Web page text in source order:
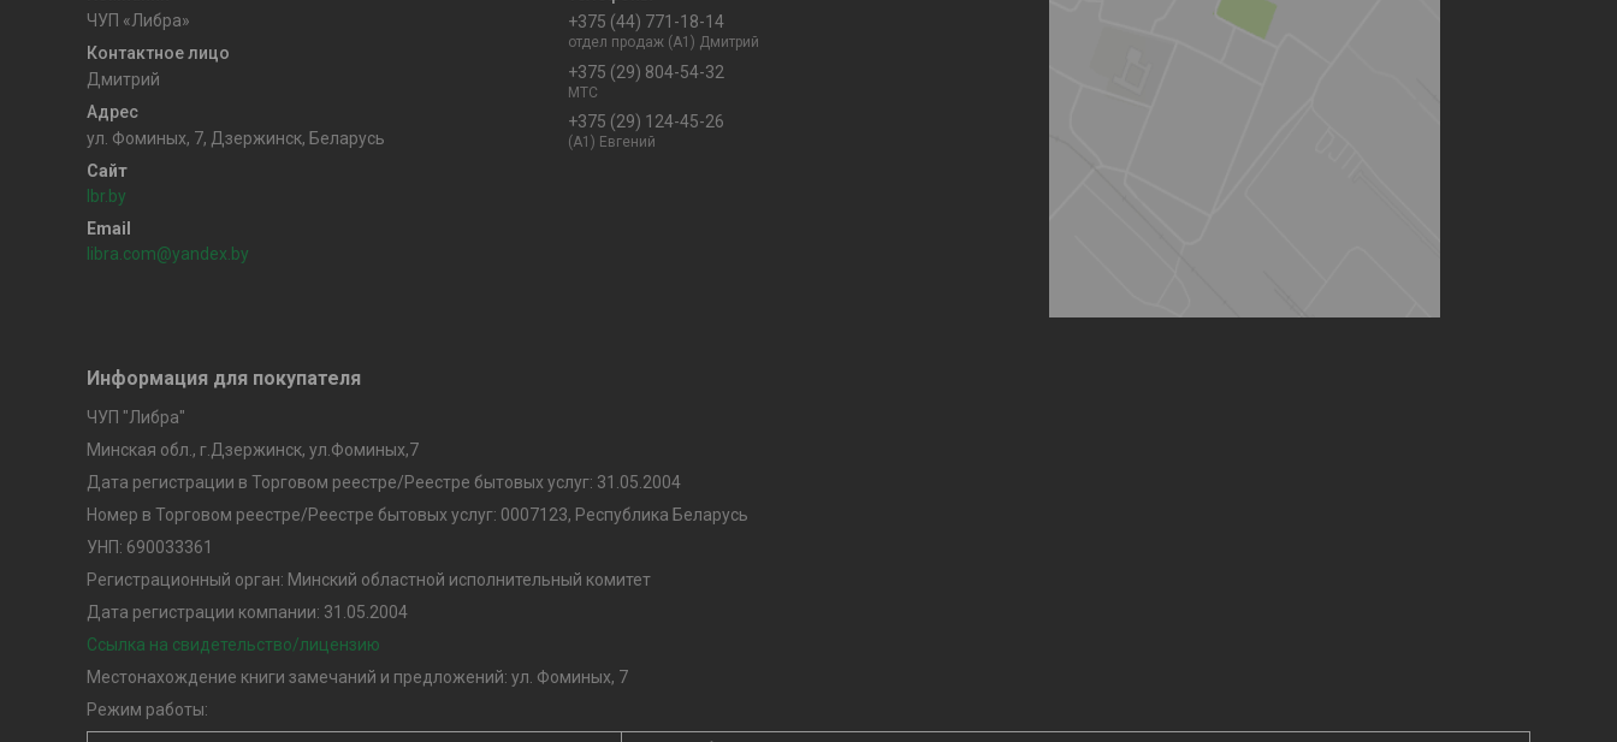
ЧУП «Либра»
Дмитрий
ул. Фоминых, 7, Дзержинск, Беларусь
lbr.by
libra.com@yandex.by
+375 (44) 771-18-14
отдел продаж (A1) Дмитрий
+375 (29) 804-54-32
MTC
+375 (29) 124-45-26
(A1) Евгений
Информация для покупателя
ЧУП "Либра"
Минская обл., г.Дзержинск, ул.Фоминых,7
Дата регистрации в Торговом реестре/Реестре бытовых услуг: 31.05.2004
Номер в Торговом реестре/Реестре бытовых услуг: 0007123, Республика Беларусь
УНП: 690033361
Регистрационный орган: Минский областной исполнительный комитет
Дата регистрации компании: 31.05.2004
Ссылка на свидетельство/лицензию
Местонахождение книги замечаний и предложений: ул. Фоминых, 7
Режим работы: